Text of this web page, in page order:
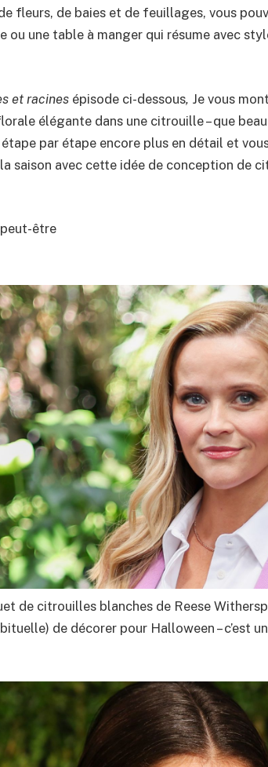
fleurs, de baies et de feuillages, vous
ou une table à manger qui résume avec
et racines épisode ci-dessous, Je vous
élégante dans une citrouille – que
par étape encore plus en détail et
saison avec cette idée de conception de
être
de citrouilles blanches de Reese
de décorer pour Halloween – c’est